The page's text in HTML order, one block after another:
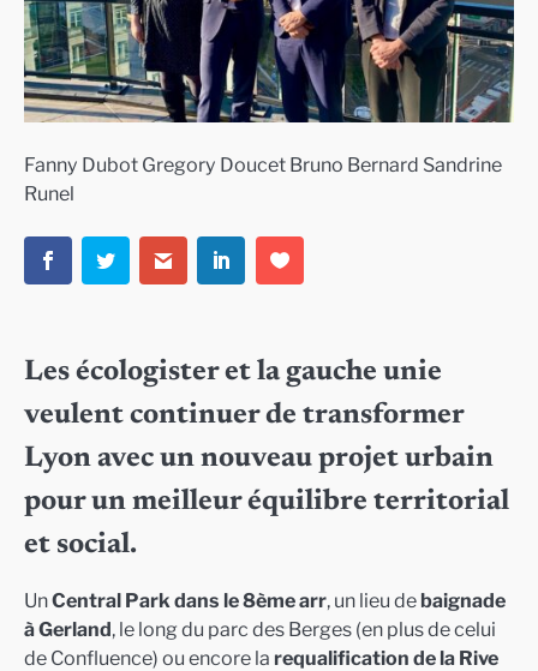
Fanny Dubot Gregory Doucet Bruno Bernard Sandrine
Runel
Les écologister et la gauche unie
veulent continuer de transformer
Lyon avec un nouveau projet urbain
pour un meilleur équilibre territorial
et social.
UnCentral Park dans le 8ème arr, un lieu de baignade
à Gerland, le long du parc des Berges (en plus de celui
de Confluence) ou encore la requalification de la Rive